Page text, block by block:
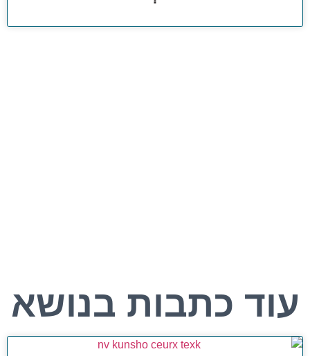
עוד כתבות בנושא